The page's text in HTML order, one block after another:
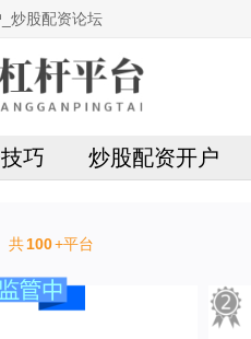
炒股配资论坛
巧 炒股配资开户
共100+平台